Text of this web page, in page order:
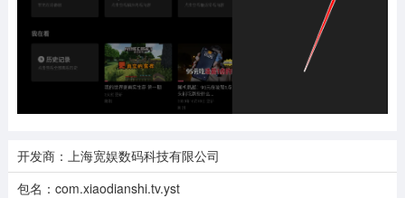
开发商：上海宽娱数码科技有限公司
包名：com.xiaodianshi.tv.yst